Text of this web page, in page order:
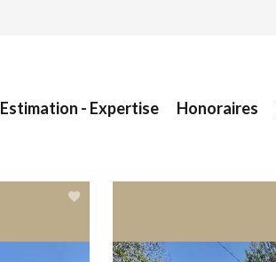
Estimation - Expertise Honoraires